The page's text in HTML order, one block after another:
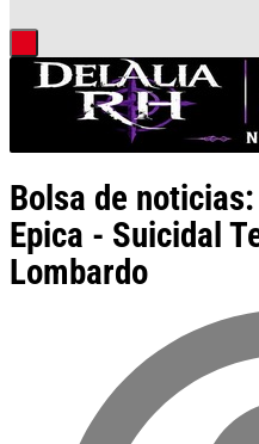
Bolsa de
Epica - Suicidal
Lombardo